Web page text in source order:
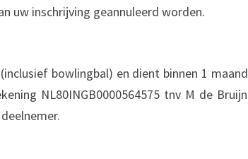
uw inschrijving geannuleerd worden.
bowlingbal) en dient binnen 1 maand
NL80INGB0000564575 tnv M de Bruijn